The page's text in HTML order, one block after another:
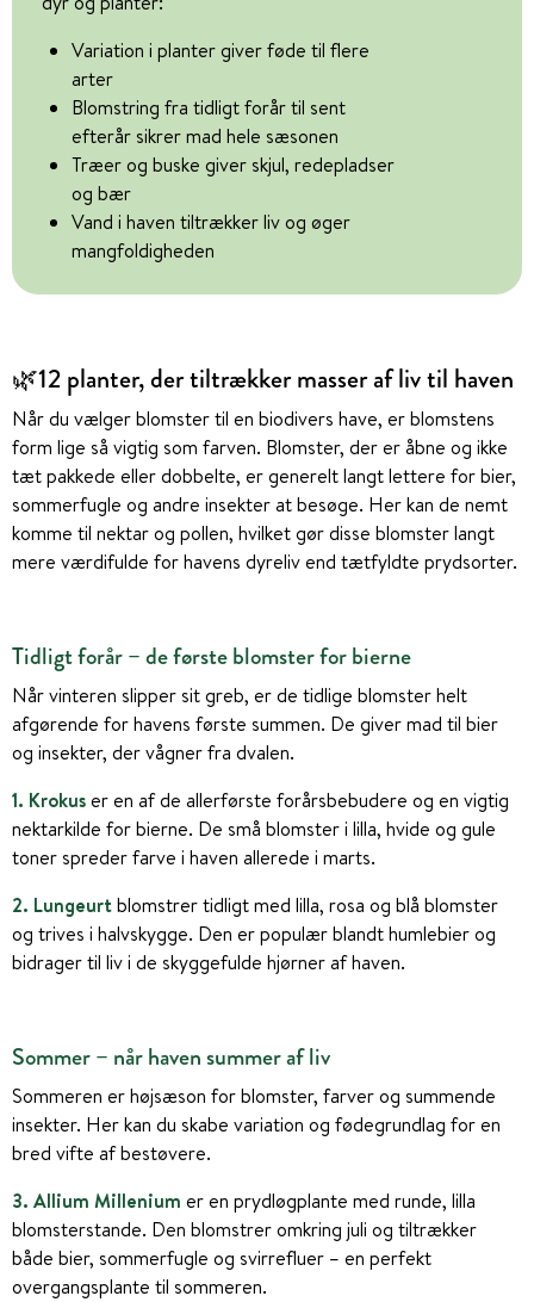
Variation i planter giver føde til flere
arter
Blomstring fra tidligt forår til sent
efterår sikrer mad hele sæsonen
Træer og buske giver skjul, redepladser
og bær
Vand i haven tiltrækker liv og øger
mangfoldigheden
🌿12 planter, der tiltrækker masser af liv til haven
Når du vælger blomster til en biodivers have, er blomstens
form lige så vigtig som farven. Blomster, der er åbne og ikke
tæt pakkede eller dobbelte, er generelt langt lettere for bier,
sommerfugle og andre insekter at besøge. Her kan de nemt
komme til nektar og pollen, hvilket gør disse blomster langt
mere værdifulde for havens dyreliv end tætfyldte prydsorter.
Tidligt forår – de første blomster for bierne
Når vinteren slipper sit greb, er de tidlige blomster helt
afgørende for havens første summen. De giver mad til bier
og insekter, der vågner fra dvalen.
1. Krokuser en af de allerførste forårsbebudere og en vigtig
nektarkilde for bierne. De små blomster i lilla, hvide og gule
toner spreder farve i haven allerede i marts.
2. Lungeurtblomstrer tidligt med lilla, rosa og blå blomster
og trives i halvskygge. Den er populær blandt humlebier og
bidrager til liv i de skyggefulde hjørner af haven.
Sommer – når haven summer af liv
Sommeren er højsæson for blomster, farver og summende
insekter. Her kan du skabe variation og fødegrundlag for en
bred vifte af bestøvere.
3. Allium Millenium er en prydløgplante med runde, lilla
blomsterstande. Den blomstrer omkring juli og tiltrækker
både bier, sommerfugle og svirrefluer – en perfekt
overgangsplante til sommeren.